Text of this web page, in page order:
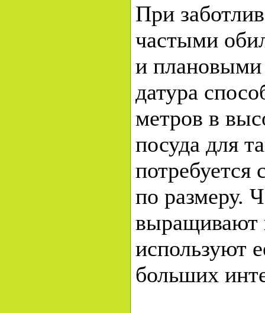
При
частыми
и
датура
метров в
посуда для
потребуется
по размеру.
выращивают
используют
больших